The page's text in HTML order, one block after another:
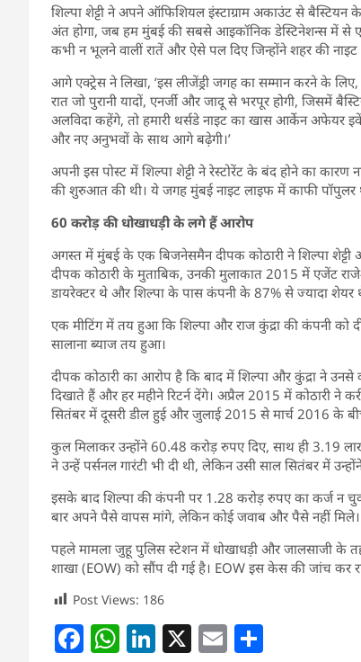
शिल्पा शेट्टी ने अपने ऑफिशियल इंस्टाग्राम अकाउंट से
अंत होगा, जब हम मुंबई की सबसे आइकॉनिक डेस्टिनेशन्स में से
कभी न भूलने वालीं रातें और ऐसे पल दिए जिन्होंने शहर की
आगे एक्ट्रेस ने लिखा, ‘इस लीजेंड्री जगह का सम्मान करने के
रात जो पुरानी यादों, एनर्जी और जादू से भरपूर होगी, जिसमें
अलविदा कहेंगे, तो हमारी थर्सडे नाइट का खास आर्केन अफेयर
और नए अनुभवों के साथ आगे बढ़ेगी।’
अपनी इस पोस्ट में शिल्पा शेट्टी ने रेस्टोरेंट के बंद होने का कारण
की शुरुआत की थी। ये जगह मुंबई नाइट लाइफ में काफी पॉपुलर
60 करोड़ की धोखाधड़ी के लगे हैं आरोप
अगस्त में मुंबई के एक बिजनेसमैन दीपक कोठारी ने शिल्पा शेट्टी
दीपक कोठारी के मुताबिक, उनकी मुलाकात 2015 में एजेंट
डायरेक्टर थे और शिल्पा के पास कंपनी के 87% से ज्यादा शेयर
एक मीटिंग में तय हुआ कि शिल्पा और राज कुंद्रा की कंपनी को
सालाना ब्याज तय हुआ।
दीपक कोठारी का आरोप है कि बाद में शिल्पा और कुंद्रा ने
दिखाते हैं और हर महीने रिटर्न देंगे। अप्रैल 2015 में कोठारी ने
सितंबर में दूसरी डील हुई और जुलाई 2015 से मार्च 2016 के
कुल मिलाकर उन्होंने 60.48 करोड़ रुपए दिए, साथ ही 3.19
ने उन्हें पर्सनल गारंटी भी दी थी, लेकिन उसी साल सितंबर में
इसके बाद शिल्पा की कंपनी पर 1.28 करोड़ रुपए का कर्ज न
बार अपने पैसे वापस मांगे, लेकिन कोई जवाब और पैसे नहीं मिले।
पहले मामला जुहू पुलिस स्टेशन में धोखाधड़ी और जालसाजी के
शाखा (EOW) को सौंप दी गई है। EOW इस केस की जांच कर
Post Views: 186
F W Li X E